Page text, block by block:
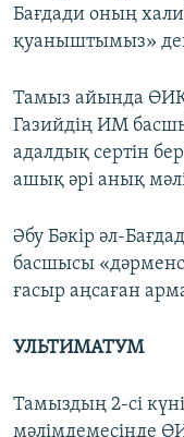
Бағдади оның
қуаныштымыз»
Тамыз айында
Газийдің ИМ
адалдық сертін
ашық әрі анық
Әбу Бәкір әл-
басшысы
ғасыр аңсаған
УЛЬТИМАТУМ
Тамыздың 2-сі
мәлімдемесінде